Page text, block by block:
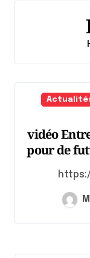
vidéo
pour de